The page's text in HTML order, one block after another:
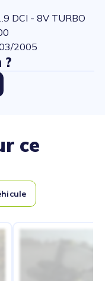
DCI - 8V TURBO
2005
?
ce